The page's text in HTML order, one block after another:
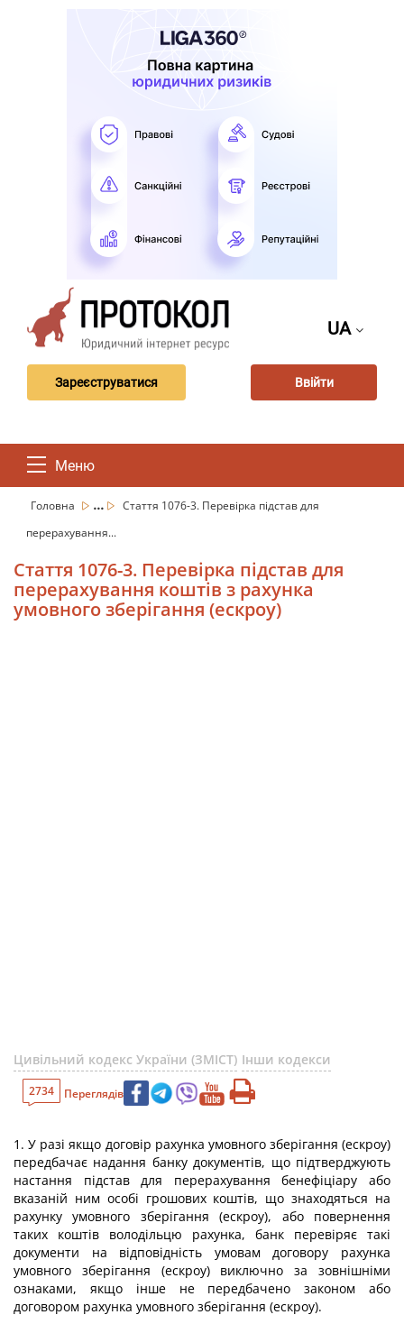
UA
Зареєструватися Ввійти
Меню
Головна ...
Стаття 1076-3. Перевірка підстав для
перерахування...
Стаття 1076-3. Перевірка підстав для
перерахування коштів з рахунка
умовного зберігання (ескроу)
Цивільний кодекс України (ЗМІСТ) Інши кодекси
2734 Переглядів
1. У разі якщо договір рахунка умовного зберігання (ескроу)
передбачає надання банку документів, що підтверджують
настання підстав для перерахування бенефіціару або
вказаній ним особі грошових коштів, що знаходяться на
рахунку умовного зберігання (ескроу), або повернення
таких коштів володільцю рахунка, банк перевіряє такі
документи на відповідність умовам договору рахунка
умовного зберігання (ескроу) виключно за зовнішніми
ознаками, якщо інше не передбачено законом або
договором рахунка умовного зберігання (ескроу).